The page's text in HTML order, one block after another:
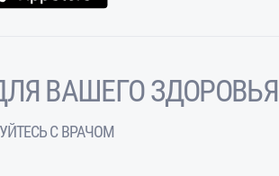
ВАШЕГО ЗДОРОВЬЯ
С ВРАЧОМ